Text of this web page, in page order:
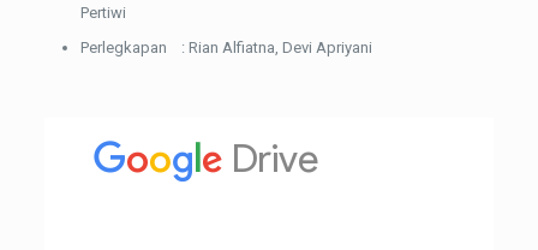
Pertiwi
Perlegkapan : Rian Alfiatna, Devi Apriyani